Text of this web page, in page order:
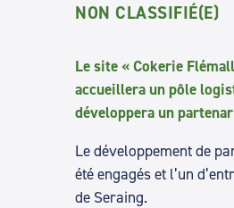
NON CLASSIFIÉ(E)
Le site « Cokerie
accueillera un pôle
développera un
Le développement de
été engagés et l’un
de Seraing.